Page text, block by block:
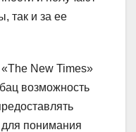
так и за ее
New Times»
возможность
понимания